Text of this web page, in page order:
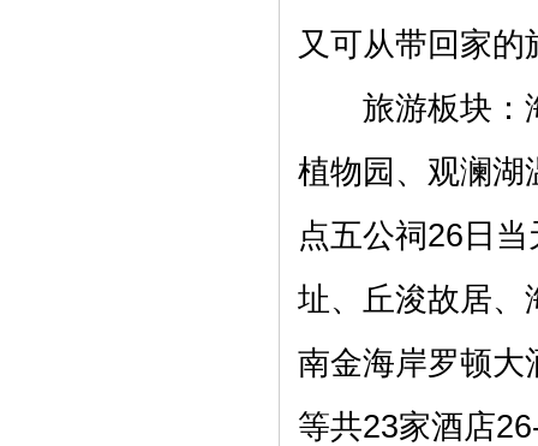
又可从带回家
旅游板块：海
植物园、观澜
点五公祠26日
址、丘浚故居、
南金海岸罗顿大
等共23家酒店